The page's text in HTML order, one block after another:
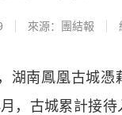
來源： 團結報
南鳳凰古城憑
，古城累計接待